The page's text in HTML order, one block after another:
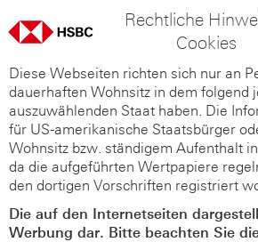
Rechtliche
Cookies
Diese Webseiten richten sich nur an
dauerhaften Wohnsitz in dem folgend
auszuwählenden Staat haben. Die
für US-amerikanische Staatsbürger
Wohnsitz bzw. ständigem Aufenthalt
da die aufgeführten Wertpapiere
den dortigen Vorschriften registriert
Die auf den Internetseiten
Werbung dar. Bitte beachten Sie